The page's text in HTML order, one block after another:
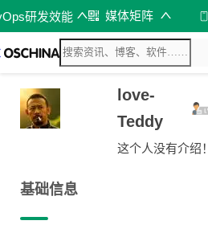
研发效能 媒体矩阵
love-
Teddy
这个人没有介绍！
基础信息